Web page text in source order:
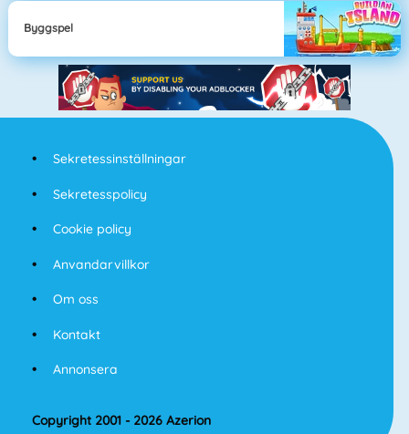
Byggspel
Sekretessinställningar
Sekretesspolicy
Cookie policy
Anvandarvillkor
Om oss
Kontakt
Annonsera
Copyright 2001 - 2026 Azerion